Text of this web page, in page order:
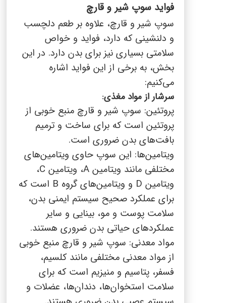
فواید سوپ شیر و قارچ
سوپ شیر و قارچ، علاوه بر طعم دلچسب
و دلنشینی که دارد، فواید و خواص
سلامتی بسیاری نیز برای بدن دارد. در این
بخش، به برخی از این فواید اشاره
می‌کنیم:
سرشار از مواد مغذی:
پروتئین: سوپ شیر و قارچ منبع خوبی از
پروتئین است که برای ساخت و ترمیم
بافت‌های بدن ضروری است.
ویتامین‌ها: این سوپ حاوی ویتامین‌های
مختلفی مانند ویتامینA، ویتامین C،
ویتامین D و ویتامین‌های گروه B است که
برای عملکرد صحیح سیستم ایمنی بدن،
سلامت پوست و مو، بینایی و سایر
عملکردهای حیاتی بدن ضروری هستند.
مواد معدنی: سوپ شیر و قارچ منبع خوبی
از مواد معدنی مختلفی مانند کلسیم،
فسفر، پتاسیم و منیزیم است که برای
سلامت استخوان‌ها، دندان‌ها، عضلات و